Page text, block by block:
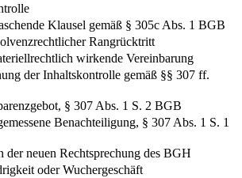
Klausel gemäß § 305c Abs. 1 BGB
Rangrücktritt
wirkende Vereinbarung
der Inhaltskontrolle gemäß §§ 307 ff.
§ 307 Abs. 1 S. 2 BGB
Benachteiligung, § 307 Abs. 1 S. 1
der neuen Rechtsprechung des BGH
oder Wuchergeschäft